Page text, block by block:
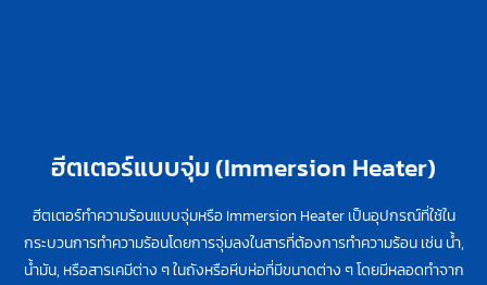
ฮีตเตอร์แบบจุ่ม (Immersion Heater)
ฮีตเตอร์ทำความร้อนแบบจุ่มหรือ Immersion Heater เป็นอุปกรณ์ที่ใช้ใน
กระบวนการทำความร้อนโดยการจุ่มลงในสารที่ต้องการทำความร้อน เช่น น้ำ,
น้ำมัน, หรือสารเคมีต่าง ๆ ในถังหรือหีบห่อที่มีขนาดต่าง ๆ โดยมีหลอดทำจาก